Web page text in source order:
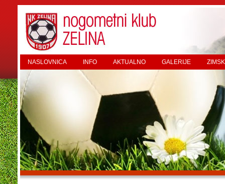
NASLOVNICA INFO AKTUALNO GALERIJE